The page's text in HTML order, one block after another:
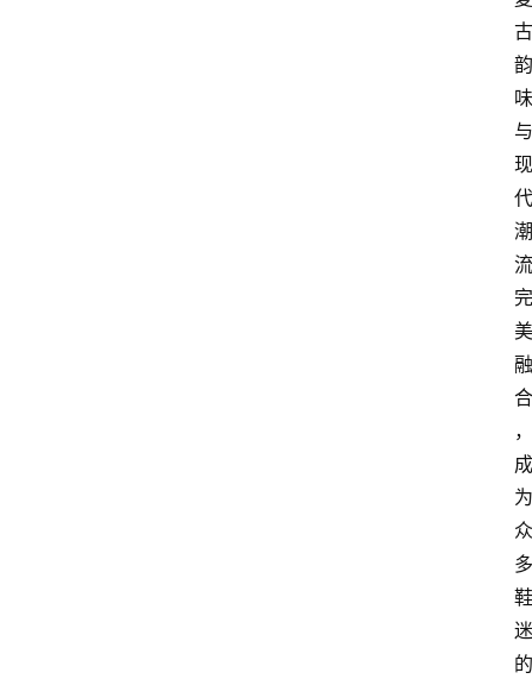
古
韵
味
与
现
代
潮
流
完
美
融
合
，
成
为
众
多
鞋
迷
的